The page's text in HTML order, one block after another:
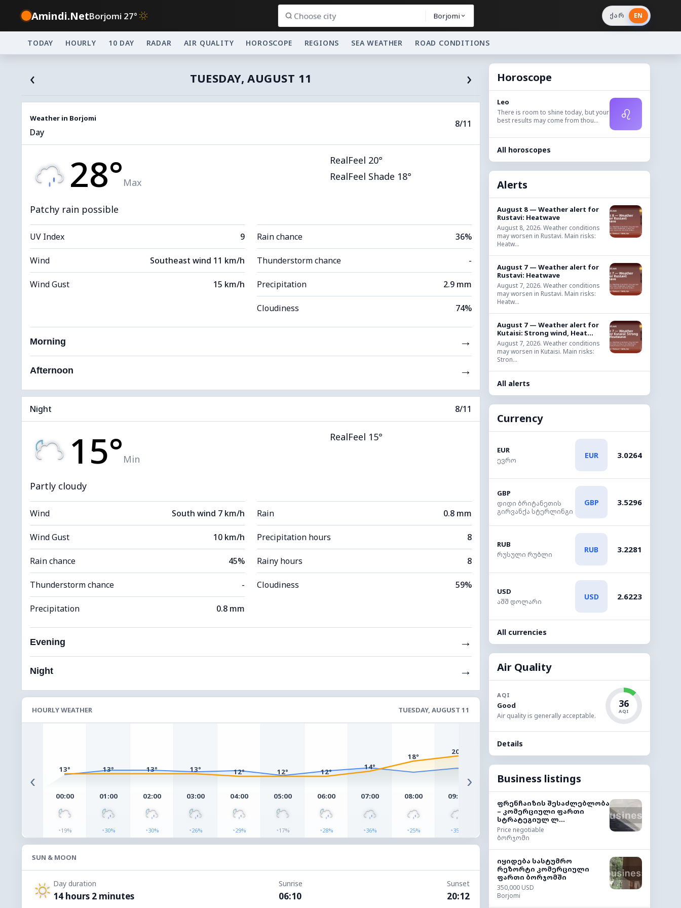
Amindi.NetBorjomi 27° Borjomi ქარ EN
TODAY HOURLY 10 DAY RADAR AIR QUALITY HOROSCOPE REGIONS SEA WEATHER ROAD CONDITIONS
‹ TUESDAY, AUGUST 11 ›
Weather in Borjomi
Day
8/11
28° Max
RealFeel 20°
RealFeel Shade 18°
Patchy rain possible
UV Index 9
Wind Southeast wind 11 km/h
Wind Gust 15 km/h
Rain chance 36%
Thunderstorm chance -
Precipitation 2.9 mm
Cloudiness 74%
Morning →
Afternoon →
Night 8/11
15° Min
RealFeel 15°
Partly cloudy
Wind South wind 7 km/h
Wind Gust 10 km/h
Rain chance 45%
Thunderstorm chance -
Precipitation 0.8 mm
Rain 0.8 mm
Precipitation hours 8
Rainy hours 8
Cloudiness 59%
Evening →
Night →
HOURLY WEATHER TUESDAY, AUGUST 11
‹
13°
00:00
◔19%
13°
01:00
◔30%
13°
02:00
◔30%
13°
03:00
◔26%
12°
04:00
◔29%
12°
05:00
◔17%
12°
06:00
◔28%
14°
07:00
◔36%
18°
08:00
◔25%
20°
09:00
◔35%
22°
27% ◔17%
27°
◔36%
›
SUN & MOON
Day duration
14 hours 2 minutes
Sunrise
06:10
Sunset
20:12
Horoscope
Leo
There is room to shine today, but your
best results may come from thou...
♌
All horoscopes
Alerts
August 8 — Weather alert for
Rustavi: Heatwave
August 8, 2026. Weather conditions
may worsen in Rustavi. Main risks:
Heatw...
August 7 — Weather alert for
Rustavi: Heatwave
August 7, 2026. Weather conditions
may worsen in Rustavi. Main risks:
Heatw...
August 7 — Weather alert for
Kutaisi: Strong wind, Heat...
August 7, 2026. Weather conditions
may worsen in Kutaisi. Main risks:
Stron...
All alerts
Currency
EUR
ევრო
EUR 3.0264
GBP
დიდი ბრიტანეთის
გირვანქა სტერლინგი
GBP 3.5296
RUB
რუსული რუბლი
RUB 3.2281
USD
აშშ დოლარი
USD 2.6223
All currencies
Air Quality
AQI
Good
Air quality is generally acceptable.
36
AQI
Details
Business listings
ფრენჩაიზის შესაძლებლობა
– კომერციული ფართი
სტრატეგიულ ლ...
Price negotiable
ბორჯომი
იყიდება სასტუმრო
რეზორტი კომერციული
ფართი ბორჯომში
350,000 USD
Borjomi